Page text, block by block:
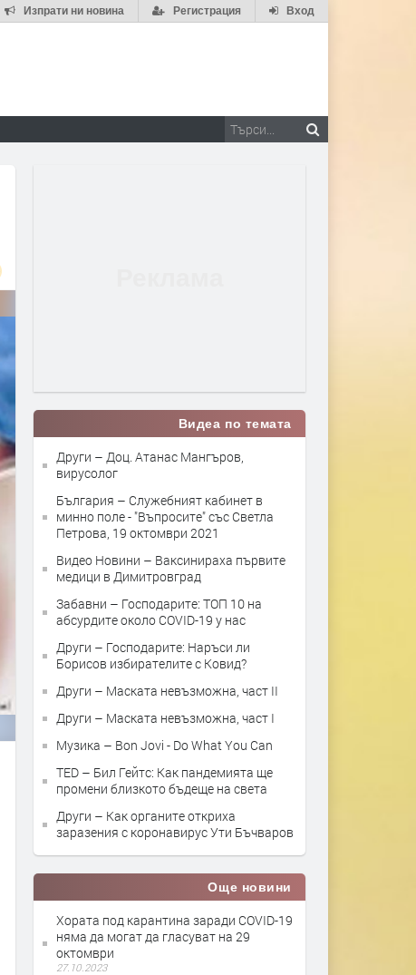
Вход
Регистрация
Изпрати ни новина
Видеа по темата
Други – Доц. Атанас Мангъров,
вирусолог
България – Служебният кабинет в
минно поле - "Въпросите" със Светла
Петрова, 19 октомври 2021
Видео Новини – Ваксинираха първите
медици в Димитровград
Забавни – Господарите: ТОП 10 на
абсурдите около COVID-19 у нас
Други – Господарите: Наръси ли
Борисов избирателите с Ковид?
Други – Маската невъзможна, част II
Други – Маската невъзможна, част I
Музика – Bon Jovi - Do What You Can
TED – Бил Гейтс: Как пандемията ще
промени близкото бъдеще на света
Други – Как органите откриха
заразения с коронавирус Ути Бъчваров
Още новини
Хората под карантина заради COVID-19
няма да могат да гласуват на 29
октомври
27.10.2023